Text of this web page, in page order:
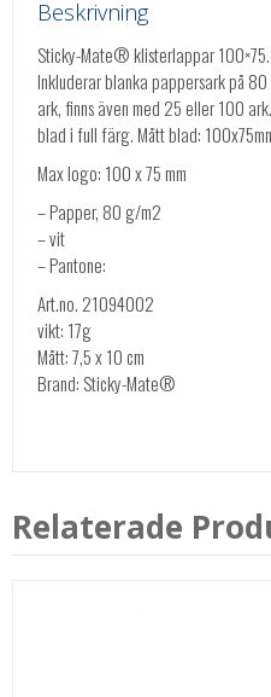
Beskrivning
Sticky-Mate® klisterlappar
Inkluderar blanka pappersark på
ark, finns även med 25 eller 100
blad i full färg. Mått blad:
Max logo: 100 x 75 mm
– Papper, 80 g/m2
– vit
– Pantone:
Art.no. 21094002
vikt: 17g
Mått: 7,5 x 10 cm
Brand: Sticky-Mate®
Relaterade